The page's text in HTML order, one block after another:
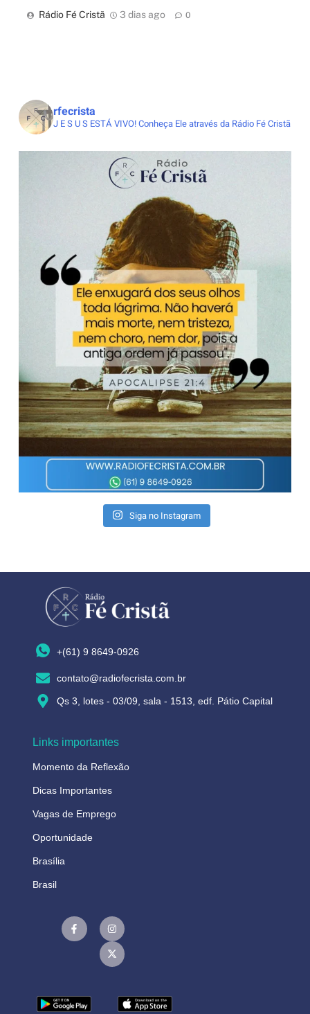
Rádio Fé Cristã 3 dias ago 0
rfecrista
J E S U S ESTÁ VIVO!Conheça Ele através da Rádio Fé Cristã
Siga no Instagram
+(61) 9 8649-0926
contato@radiofecrista.com.br
Qs 3, lotes - 03/09, sala - 1513, edf. Pátio Capital
Links importantes
Momento da Reflexão
Dicas Importantes
Vagas de Emprego
Oportunidade
Brasília
Brasil